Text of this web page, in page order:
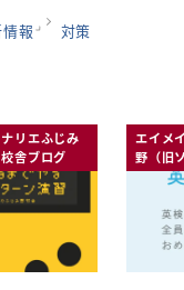
報 対策
リエふじみ
舎ブログ
エイメ
野（旧